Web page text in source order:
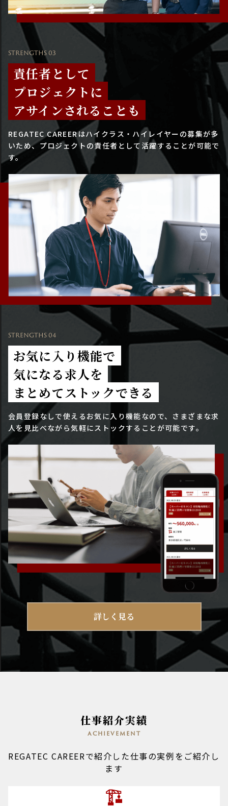
STRENGTHS 03
責任者として
プロジェクトに
アサインされることも
REGATEC CAREERはハイクラス・ハイレイヤーの募集が多
いため、プロジェクトの責任者として活躍することが可能で
す。
STRENGTHS 04
お気に入り機能で
気になる求人を
まとめてストックできる
会員登録なしで使えるお気に入り機能なので、さまざまな求
人を見比べながら気軽にストックすることが可能です。
詳しく見る
仕事紹介実績
achievement
REGATEC CAREERで紹介した仕事の実例をご紹介し
ます